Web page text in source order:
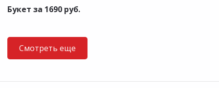
Букет за 1690 руб.
Смотреть еще